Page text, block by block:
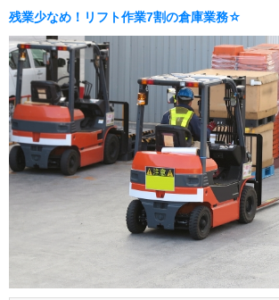
残業少なめ！リフト作業7割の倉庫業務☆